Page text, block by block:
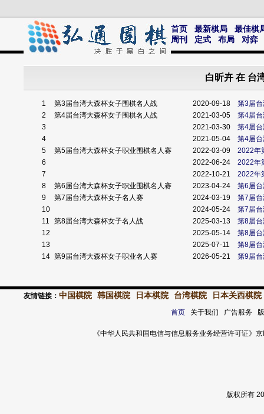
首页 最新棋局
最佳棋
周刊
定式 布局 对弈
白昕卉 在 台
1 第3届台湾大森杯女子围棋名人战 2020-09-18
第3届
2
第4届台湾大森杯女子围棋名人战 2021-03-05
第4届
3
2021-03-30
第4届
4
2021-05-04
第4届
5
第5届台湾大森杯女子职业围棋名人赛 2022-03-09
2022年
6
2022-06-24
2022年
7
2022-10-21
2022年
8
第6届台湾大森杯女子职业围棋名人赛 2023-04-24
第6届
9
第7届台湾大森杯女子名人赛 2024-03-19
第7届
10
2024-05-24
第7届
11
第8届台湾大森杯女子名人战 2025-03-13
第8届
12
2025-05-14
第8届
13
2025-07-11
第8届
14 第9届台湾大森杯女子职业名人赛 2026-05-21 第9届
友情链接： 中国棋院 韩国棋院 日本棋院 台湾棋院 日本关西棋院
首页关于我们 广告服务
《中华人民共和国电信与信息服务业务经营许可证
版权所有